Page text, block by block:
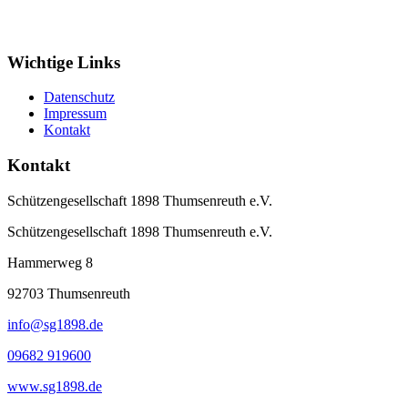
Wichtige Links
Datenschutz
Impressum
Kontakt
Kontakt
Schützengesellschaft 1898 Thumsenreuth e.V.
Schützengesellschaft 1898 Thumsenreuth e.V.
Hammerweg 8
92703 Thumsenreuth
info@sg1898.de
09682 919600
www.sg1898.de